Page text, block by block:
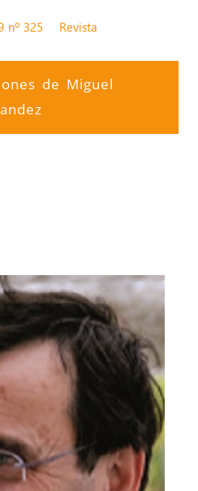
nº 325 Revista
de Miguel